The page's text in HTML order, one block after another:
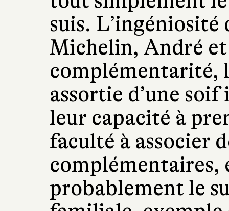
suis. L’ingéniosité
Michelin, André
complémentarité,
assortie d’une
leur capacité à
faculté à associer
complémentaires,
probablement le